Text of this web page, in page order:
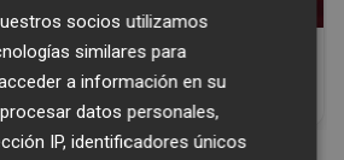
de la vieja escuela
pero mejor!
socios utilizamos
similares para
a información en su
datos personales,
IP, identificadores únicos